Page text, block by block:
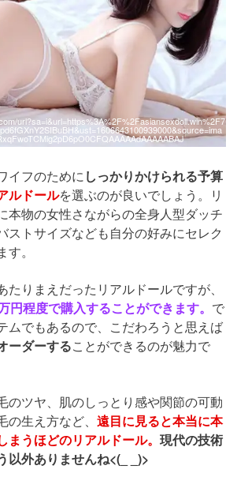
url?sa=i&url=https%3A%2F%2Fasiansexdoll.win%2F7
イフのために しっかりかけられる予算
ルドールを選ぶのが良いでしょう。リ
本物の女性さながらの全身人型ダッチ
ストサイズなども自分の好みにセレク
。
りまえだったリアルドールですが、
円程度で購入することができます。 で
ムでもあるので、こだわろうと思えば
ーダーすることができるのが魅力で
のツヤ、肌のしっとり感や関節の可動
生え方など、 遠目に見ると本当に本
うほどのリアルドール。 現代の技術
以外ありませんね<(_ _)>